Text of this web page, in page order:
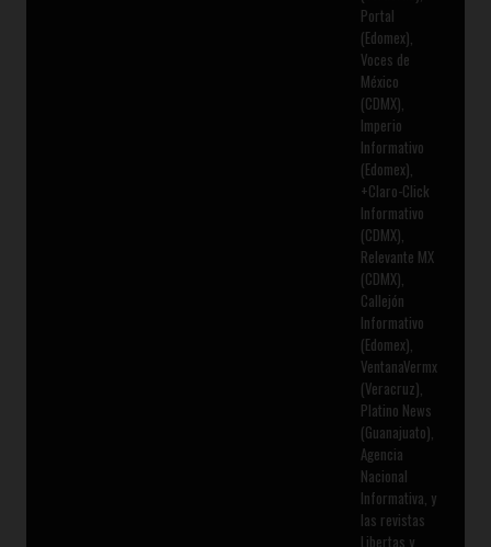
Portal
(Edomex),
Voces de
México
(CDMX),
Imperio
Informativo
(Edomex),
+Claro-Click
Informativo
(CDMX),
Relevante MX
(CDMX),
Callejón
Informativo
(Edomex),
VentanaVermx
(Veracruz),
Platino News
(Guanajuato),
Agencia
Nacional
Informativa, y
las revistas
Libertas y